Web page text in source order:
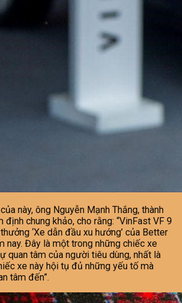
này, ông Nguyễn Mạnh Thắng, thành
chung khảo, cho rằng: “VinFast VF 9
‘Xe dẫn đầu xu hướng’ của Better
nay. Đây là một trong những chiếc xe
quan tâm của người tiêu dùng, nhất là
xe này hội tụ đủ những yếu tố mà
tâm đến”.